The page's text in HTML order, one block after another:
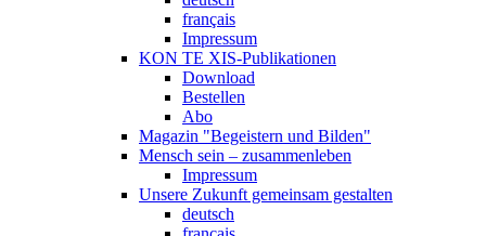
français
Impressum
KON TE XIS-Publikationen
Download
Bestellen
Abo
Magazin "Begeistern und Bilden"
Mensch sein – zusammenleben
Impressum
Unsere Zukunft gemeinsam gestalten
deutsch